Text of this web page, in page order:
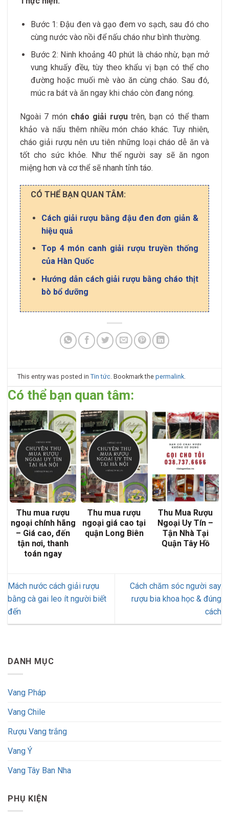
Bước 1: Đậu đen và gạo đem vo sạch, sau đó cho
cùng nước vào nồi để nấu cháo như bình thường.
Bước 2: Ninh khoảng 40 phút là cháo nhừ, bạn mở
vung khuấy đều, tùy theo khẩu vị bạn có thể cho
đường hoặc muối mè vào ăn cùng cháo. Sau đó,
múc ra bát và ăn ngay khi cháo còn đang nóng.
Ngoài 7 món cháo giải rượu trên, bạn có thể tham
khảo và nấu thêm nhiều món cháo khác. Tuy nhiên,
cháo giải rượu nên ưu tiên những loại cháo dễ ăn và
tốt cho sức khỏe. Như thế người say sẽ ăn ngon
miệng hơn và cơ thể sẽ nhanh tỉnh táo.
CÓ THỂ BẠN QUAN TÂM:
Cách giải rượu bằng đậu đen đơn giản &
hiệu quả
Top 4 món canh giải rượu truyền thống
của Hàn Quốc
Hướng dẫn cách giải rượu bằng cháo thịt
bò bổ dưỡng
This entry was posted inTin tức. Bookmark thepermalink.
Có thể bạn quan tâm:
Thu mua rượu
ngoại chính hãng
– Giá cao, đến
tận nơi, thanh
toán ngay
Thu mua rượu
ngoại giá cao tại
quận Long Biên
Thu Mua Rượu
Ngoại Uy Tín –
Tận Nhà Tại
Quận Tây Hồ
Mách nước cách giải rượu
bằng cà gai leo ít người biết
đến
Cách chăm sóc người say
rượu bia khoa học & đúng
cách
DANH MỤC
Vang Pháp
Vang Chile
Rượu Vang trắng
Vang Ý
Vang Tây Ban Nha
PHỤ KIỆN